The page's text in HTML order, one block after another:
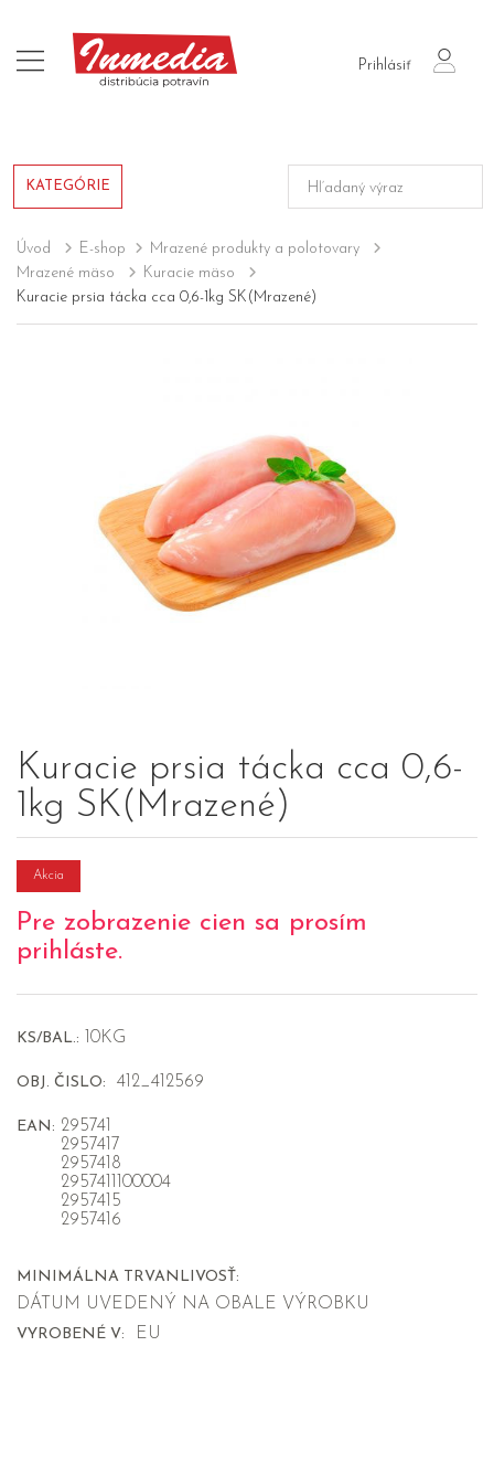
Prihlásiť
login
KATEGÓRIE
Úvod E-shop
Mrazené produkty a polotovary
Mrazené mäso
Kuracie mäso
Kuracie prsia tácka cca 0,6-1kg SK(Mrazené)
Kuracie prsia tácka cca 0,6-
1kg SK(Mrazené)
Akcia
Pre zobrazenie cien sa prosím
prihláste.
KS/BAL.: 10KG
OBJ. ČISLO: 412_412569
EAN: 295741
2957417
2957418
2957411100004
2957415
2957416
MINIMÁLNA TRVANLIVOSŤ:
DÁTUM UVEDENÝ NA OBALE VÝROBKU
VYROBENÉ V: EU